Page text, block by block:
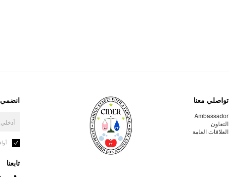
تواصلي معنا
Ambassador
التعاون
العلاقات العامة
انضمي
تابعنا